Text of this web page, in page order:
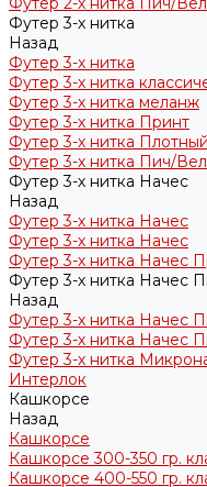
Футер 3-х нитка
Назад
Футер 3-х нитка
Футер 3-х нитка
Футер 3-х нитка меланж
Футер 3-х нитка Принт
Футер 3-х нитка Плотный
Футер 3-х нитка Пич/
Футер 3-х нитка Начес
Назад
Футер 3-х нитка Начес
Футер 3-х нитка Начес
Футер 3-х нитка Начес
Футер 3-х нитка Начес
Назад
Футер 3-х нитка Начес
Футер 3-х нитка Начес
Футер 3-х нитка
Интерлок
Кашкорсе
Назад
Кашкорсе
Кашкорсе 300-350 гр.
Кашкорсе 400-550 гр.